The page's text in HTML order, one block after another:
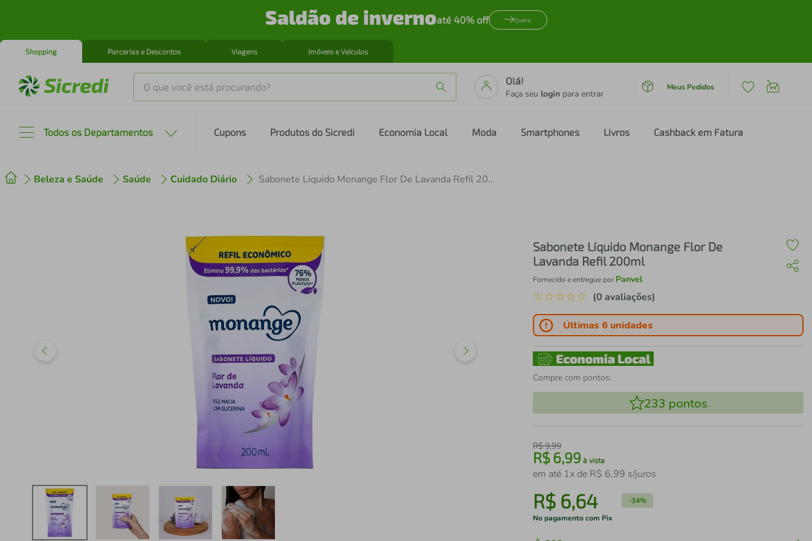
Saldão de invernoaté 40% off Quero
Shopping Parcerias e Descontos Viagens Imóveis e Veículos
O que você está procurando?
Olá!
Faça seu login para entrar
Meus Pedidos
Todos os Departamentos Cupons Produtos do Sicredi Economia Local Moda Smartphones Livros Cashback em Fatura
Beleza e Saúde Saúde Cuidado Diário Sabonete Líquido Monange Flor De Lavanda Refil 200ml
Sabonete Líquido Monange Flor De
Lavanda Refil 200ml
Fornecido e entregue por Panvel
☆☆☆☆☆ (0 avaliações)
Últimas 6 unidades
Compre com pontos:
233 pontos
R$9,99
R$6,99 à vista
em até 1x de R$ 6,99 s/juros
R$ 6,64 -34%
No pagamento com Pix
2º cafeteira